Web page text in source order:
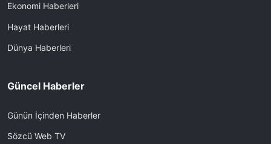
Ekonomi Haberleri
Hayat Haberleri
Dünya Haberleri
Güncel Haberler
Günün İçinden Haberler
Sözcü Web TV